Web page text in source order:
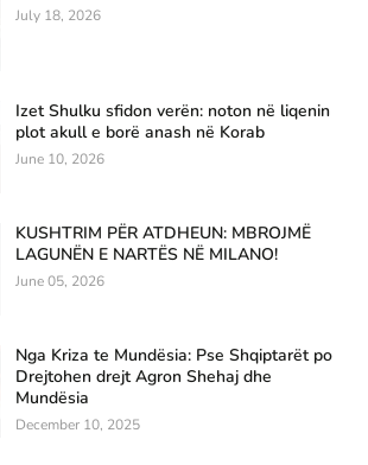
July 18, 2026
Izet Shulku sfidon verën: noton në liqenin
plot akull e borë anash në Korab
June 10, 2026
KUSHTRIM PËR ATDHEUN: MBROJMË
LAGUNËN E NARTËS NË MILANO!
June 05, 2026
Nga Kriza te Mundësia: Pse Shqiptarët po
Drejtohen drejt Agron Shehaj dhe
Mundësia
December 10, 2025